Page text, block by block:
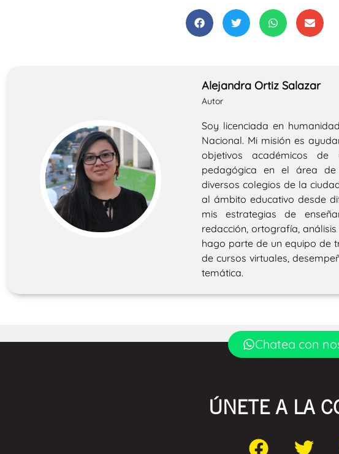
Alejandra Ortiz Salazar
Autor
Soy licenciada en
Nacional. Mi misión es
objetivos académicos
pedagógica en el área
diversos colegios de la
al ámbito educativo desde
mis estrategias de
redacción, ortografía,
hago parte de un equipo de
de cursos virtuales,
temática.
Chatea con
ÚNETE A LA